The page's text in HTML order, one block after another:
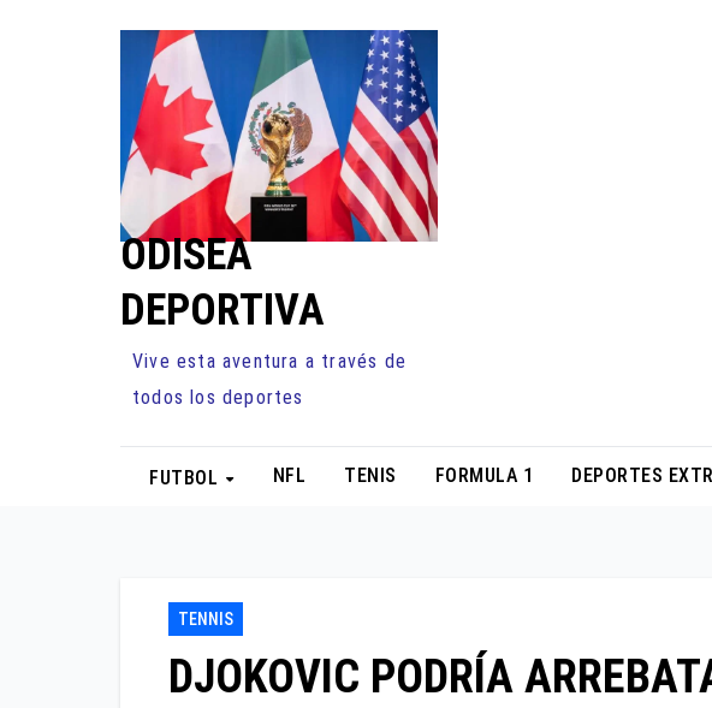
ODISEA
DEPORTIVA
Vive esta aventura a través de
todos los deportes
FUTBOL NFL TENIS FORMULA 1 DEPORTES
TENNIS
DJOKOVIC PODRÍA